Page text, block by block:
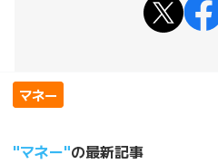
マネー
マネー の最新記事